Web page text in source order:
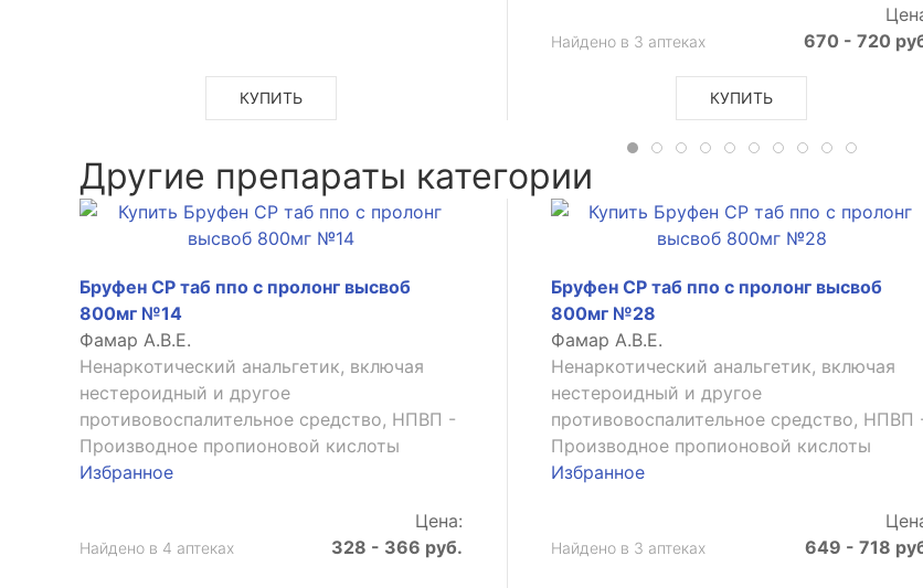
КУПИТЬ
Найдено в 3 аптеках 670 - 720
КУПИТЬ
Другие препараты категории
Бруфен СР таб ппо с пролонг высвоб
800мг №14
Фамар А.В.Е.
Ненаркотический анальгетик, включая
нестероидный и другое
противовоспалительное средство, НПВП -
Производное пропионовой кислоты
Избранное
Цена:
Найдено в 4 аптеках 328 - 366 руб.
Бруфен СР таб ппо с пролонг высвоб
800мг №28
Фамар А.В.Е.
Ненаркотический анальгетик, включая
нестероидный и другое
противовоспалительное средство, НПВП
Производное пропионовой кислоты
Избранное
Найдено в 3 аптеках 649 - 718